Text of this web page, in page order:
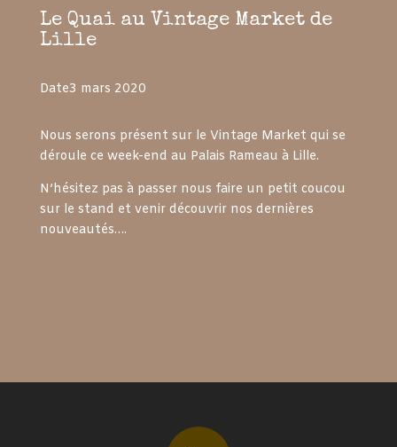
Le Quai au Vintage Market de
Lille
Date3 mars 2020
Nous serons présent sur le Vintage Market qui se
déroule ce week-end au Palais Rameau à Lille.
N’hésitez pas à passer nous faire un petit coucou
sur le stand et venir découvrir nos dernières
nouveautés….